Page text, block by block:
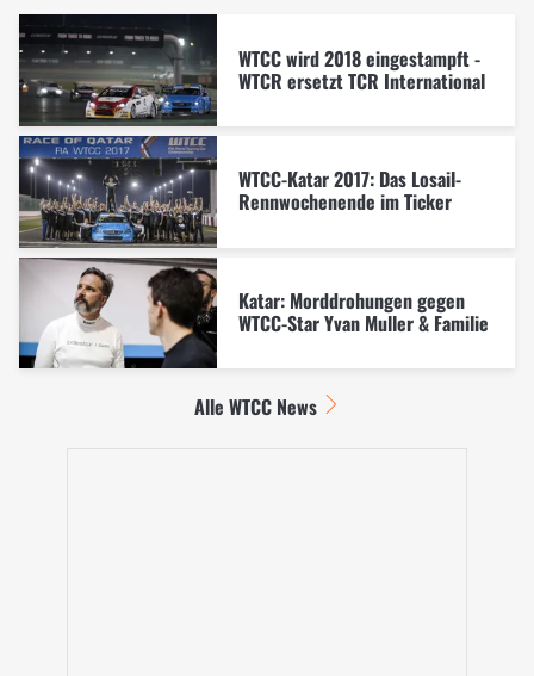
WTCC wird 2018 eingestampft -
WTCR ersetzt TCR International
WTCC-Katar 2017: Das Losail-
Rennwochenende im Ticker
Katar: Morddrohungen gegen
WTCC-Star Yvan Muller & Familie
Alle WTCC News